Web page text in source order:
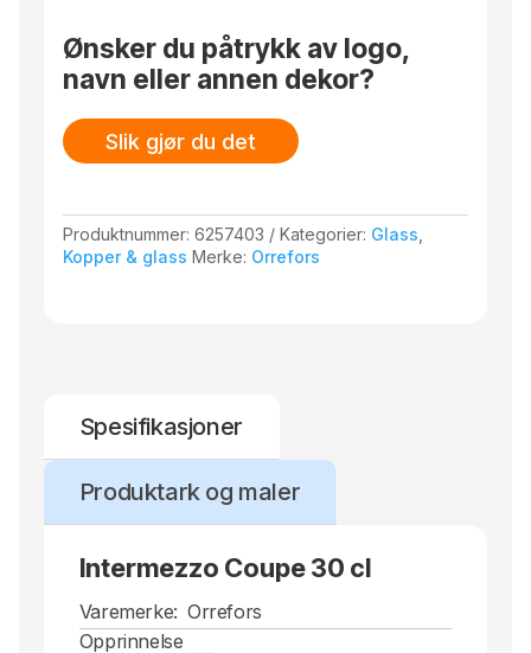
Ønsker du påtrykk av logo,
navn eller annen dekor?
Slik gjør du det
Produktnummer:6257403 Kategorier: Glass
Kopper & glass Merke: Orrefors
Spesifikasjoner
Produktark og maler
Intermezzo Coupe 30 cl
Varemerke: Orrefors
Opprinnelse